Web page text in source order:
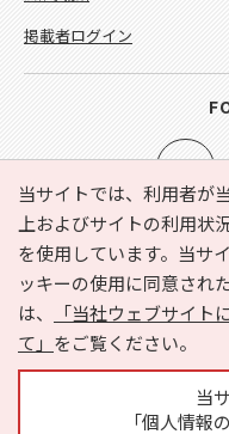
当サイトでは、利用者が
上およびサイトの利用状
を使用しています。当サ
ッキーの使用に同意され
は、
「当社ウェブサイ
て」 をご覧ください。
当
「個人情報
e-NAVITA（イーナビタ）
利用規約
個人情報
サイトマップ
広
掲載者ログイン